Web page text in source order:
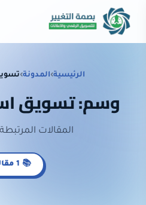
الرئيسية›المدونة›
وسم: تسويق
المقالات
📚 1 مقالة